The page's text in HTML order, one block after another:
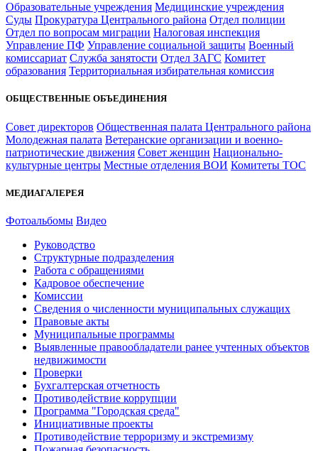
Образовательные учреждения Медицинские учреждения
Суды Прокуратура Центрального района Отдел полиции
Отдел по вопросам миграции Налоговая инспекция
Управление ПФ Управление социальной защиты Военный
комиссариат Служба занятости Отдел ЗАГС Комитет
образования Территориальная избирательная комиссия
ОБЩЕСТВЕННЫЕ ОБЪЕДИНЕНИЯ
Совет директоров Общественная палата Центрального района
Молодежная палата Ветеранские организации и военно-
патриотические движения Совет женщин Национально-
культурные центры Местные отделения ВОИ Комитеты ТОС
МЕДИАГАЛЕРЕЯ
Фотоальбомы Видео
Руководство
Структурные подразделения
Работа с обращениями
Кадровое обеспечение
Комиссии
Сведения о численности муниципальных служащих
Правовые акты
Муниципальные программы
Выявленные правообладатели ранее учтенных объектов
недвижимости
Проверки
Бухгалтерская отчетность
Противодействие коррупции
Программа "Городская среда"
Инициативные проекты
Противодействие терроризму и экстремизму